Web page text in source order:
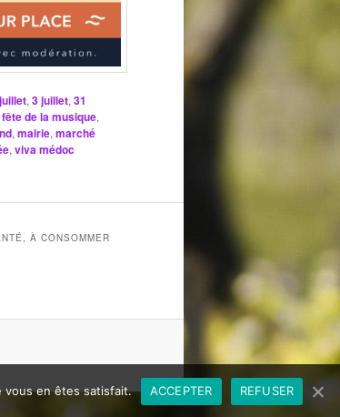
,3 juillet,31
fête de la musique,
,mairie,marché
,viva médoc
À CONSOMMER
vous en êtes satisfait. ACCEPTER REFUSER